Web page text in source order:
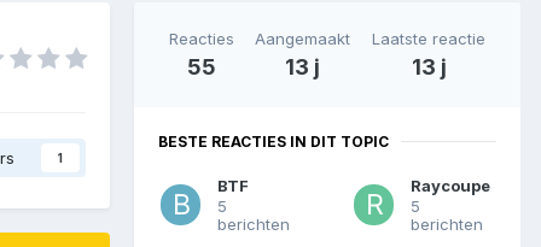
1
Reacties
55
Aangemaakt
13 j
Laatste reactie
13 j
BESTE REACTIES IN DIT TOPIC
BTF
5
berichten
Raycoupe
5
berichten